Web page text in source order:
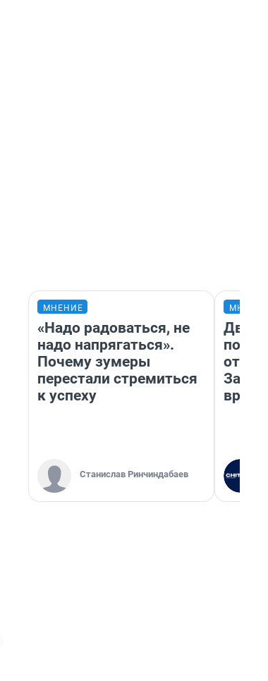
МНЕНИЕ
«Надо радоваться, не
надо напрягаться».
Почему зумеры
перестали стремиться
к успеху
Станислав Ринчиндабаев
Два
от